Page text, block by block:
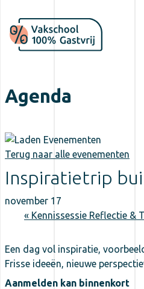
Agenda
Inspiratietrip
november 17
« Kennissessie Reflectie &
Een dag vol inspiratie,
Frisse ideeën, nieuwe
Aanmelden kan binnenkort